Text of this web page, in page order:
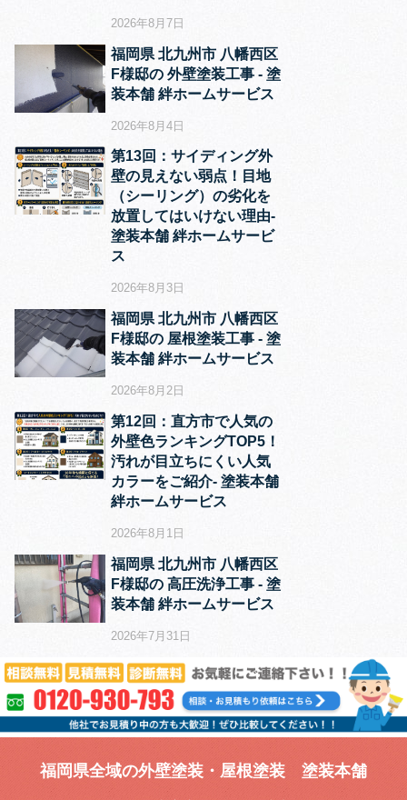
2026年8月7日
福岡県 北九州市 八幡西区
F様邸の 外壁塗装工事 ‐ 塗
装本舗 絆ホームサービス
2026年8月4日
第13回：サイディング外
壁の見えない弱点！目地
（シーリング）の劣化を
放置してはいけない理由‐
塗装本舗 絆ホームサービ
ス
2026年8月3日
福岡県 北九州市 八幡西区
F様邸の 屋根塗装工事 ‐ 塗
装本舗 絆ホームサービス
2026年8月2日
第12回：直方市で人気の
外壁色ランキングTOP5！
汚れが目立ちにくい人気
カラーをご紹介‐ 塗装本舗
絆ホームサービス
2026年8月1日
福岡県 北九州市 八幡西区
F様邸の 高圧洗浄工事 ‐ 塗
装本舗 絆ホームサービス
2026年7月31日
福岡県全域の外壁塗装・屋根塗装 塗装本舗